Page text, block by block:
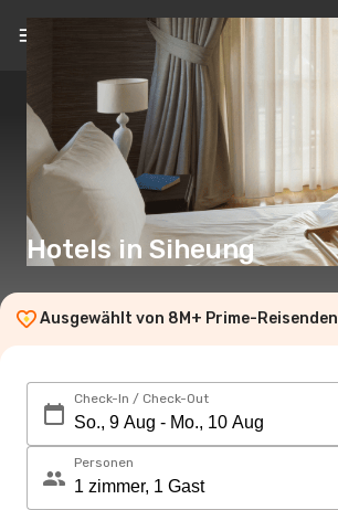
Hotels in Siheung
Ausgewählt von 8M+ Prime-Reisenden
Check-In / Check-Out
Personen